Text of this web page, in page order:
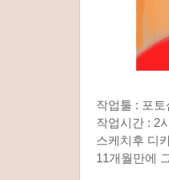
작업툴 : 포
작업시간 : 2
스케치후 디
11개월만에